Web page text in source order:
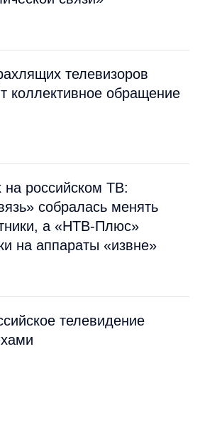
телевизоров
коллективное обращение
российском ТВ:
собралась менять
а «НТВ-Плюс»
на аппараты «извне»
телевидение